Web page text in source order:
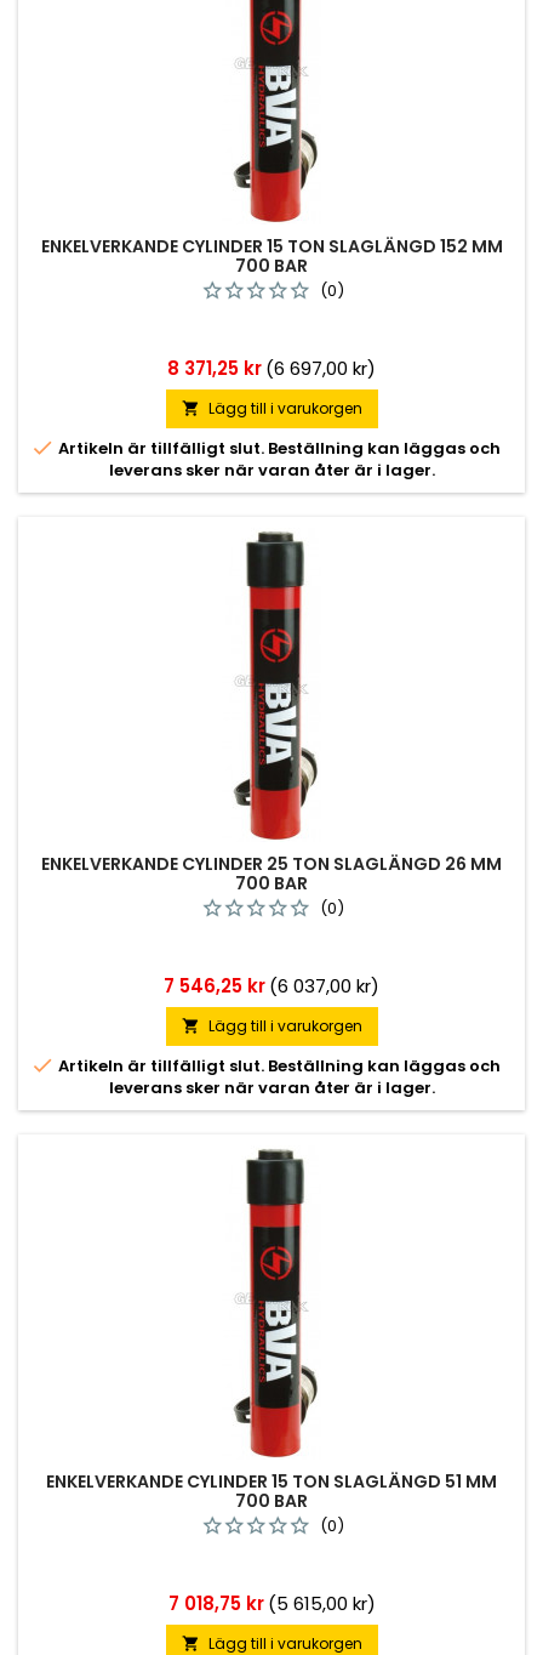
ENKELVERKANDE CYLINDER 15 TON SLAGLÄNGD 152 MM
700 BAR
(0)
Pris
8 371,25 kr(6 697,00 kr)
 Lägg till i varukorgen
 Artikeln är tillfälligt slut. Beställning kan läggas och
leverans sker när varan åter är i lager.
ENKELVERKANDE CYLINDER 25 TON SLAGLÄNGD 26 MM
700 BAR
(0)
Pris
7 546,25 kr(6 037,00 kr)
 Lägg till i varukorgen
 Artikeln är tillfälligt slut. Beställning kan läggas och
leverans sker när varan åter är i lager.
ENKELVERKANDE CYLINDER 15 TON SLAGLÄNGD 51 MM
700 BAR
(0)
Pris
7 018,75 kr (5 615,00 kr)
 Lägg till i varukorgen